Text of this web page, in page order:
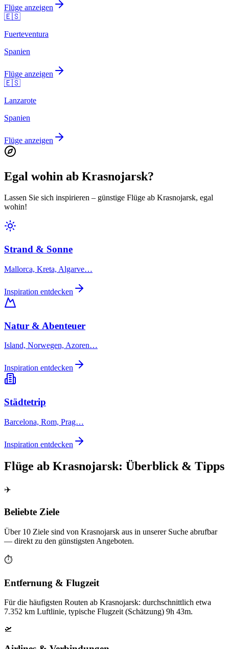
Flüge anzeigen
🇪🇸
Fuerteventura
Spanien
Flüge anzeigen
🇪🇸
Lanzarote
Spanien
Flüge anzeigen
Egal wohin ab Krasnojarsk?
Lassen Sie sich inspirieren – günstige Flüge ab Krasnojarsk, egal
wohin!
Strand & Sonne
Mallorca, Kreta, Algarve…
Inspiration entdecken
Natur & Abenteuer
Island, Norwegen, Azoren…
Inspiration entdecken
Städtetrip
Barcelona, Rom, Prag…
Inspiration entdecken
Flüge ab Krasnojarsk: Überblick & Tipps
✈️
Beliebte Ziele
Über 10 Ziele sind von Krasnojarsk aus in unserer Suche abrufbar
— direkt zu den günstigsten Angeboten.
⏱️
Entfernung & Flugzeit
Für die häufigsten Routen ab Krasnojarsk: durchschnittlich etwa
7.352 km Luftlinie, typische Flugzeit (Schätzung) 9h 43m.
🛫